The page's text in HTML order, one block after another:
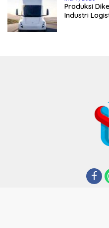
Produksi
Industri